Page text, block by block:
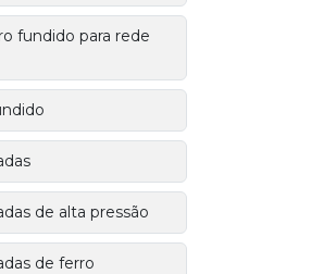
fundido para rede
de alta pressão
de ferro